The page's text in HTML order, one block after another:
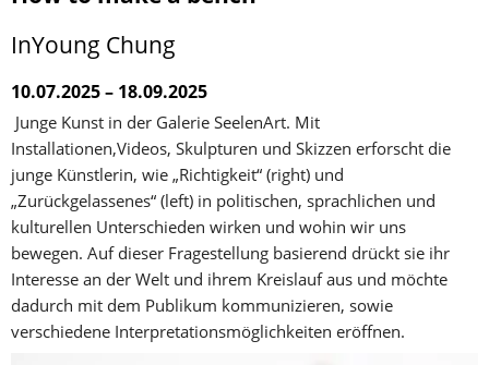
InYoung Chung
10.07.2025 – 18.09.2025
Junge Kunst in der Galerie SeelenArt. Mit
Installationen,Videos, Skulpturen und Skizzen erforscht die
junge Künstlerin, wie „Richtigkeit“ (right) und
„Zurückgelassenes“ (left) in politischen, sprachlichen und
kulturellen Unterschieden wirken und wohin wir uns
bewegen. Auf dieser Fragestellung basierend drückt sie ihr
Interesse an der Welt und ihrem Kreislauf aus und möchte
dadurch mit dem Publikum kommunizieren, sowie
verschiedene Interpretationsmöglichkeiten eröffnen.